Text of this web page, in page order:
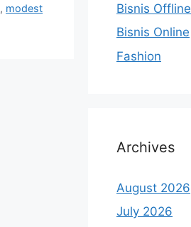
, modest
Bisnis Offline
Bisnis Online
Fashion
Archives
August 2026
July 2026